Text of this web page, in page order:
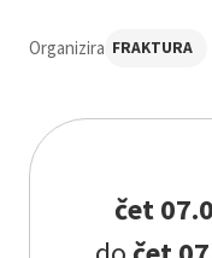
Organizira FRAKTURA
čet